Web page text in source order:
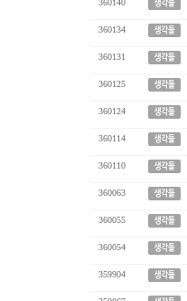
360140
360134
360131
360125
360124
360114
360110
360063
360055
360054
359904